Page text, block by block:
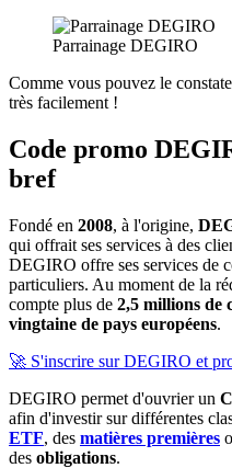
Parrainage DEGIRO
Comme vous pouvez le
très facilement !
Code promo
bref
Fondé en 2008, à l'origine,
qui offrait ses services à des
DEGIRO offre ses services de
particuliers. Au moment de la
compte plus de 2,5 millions de
vingtaine de pays européens.
🚀 S'inscrire sur DEGIRO et
DEGIRO permet d'ouvrier un
afin d'investir sur différentes
ETF, des matières premières
des obligations.